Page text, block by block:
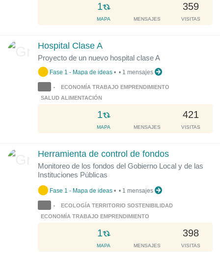
1
L
o
a
n
g
.
.
MAPA MENSAJES
359
VISITAS
Hospital Clase A
Proyecto de un nuevo hospital clase A
Fase 1 - Mapa de ideas •
•
ECONOMÍA TRABAJO EMPRENDIMIENTO
SALUD ALIMENTACIÓN
1
L
o
a
i
n
.
MAPA MENSAJES
421
VISITAS
• 1 mensajes
Herramienta de control de fondos
Monitoreo de los fondos del Gobierno Local y de las
Instituciones Públicas
Fase 1 - Mapa de ideas •
•
ECOLOGÍA TERRITORIO SOSTENIBILIDAD
ECONOMÍA TRABAJO EMPRENDIMIENTO
1
L
o
a
MAPA MENSAJES
398
VISITAS
• 1 mensajes